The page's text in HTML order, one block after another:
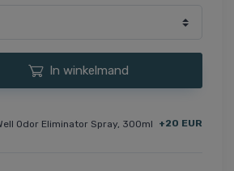
In winkelmand
Odor Eliminator Spray, 300ml +20 EUR